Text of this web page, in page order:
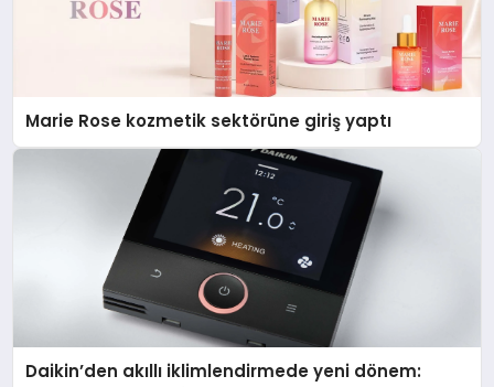
Marie Rose kozmetik sektörüne giriş yaptı
Daikin’den akıllı iklimlendirmede yeni dönem: